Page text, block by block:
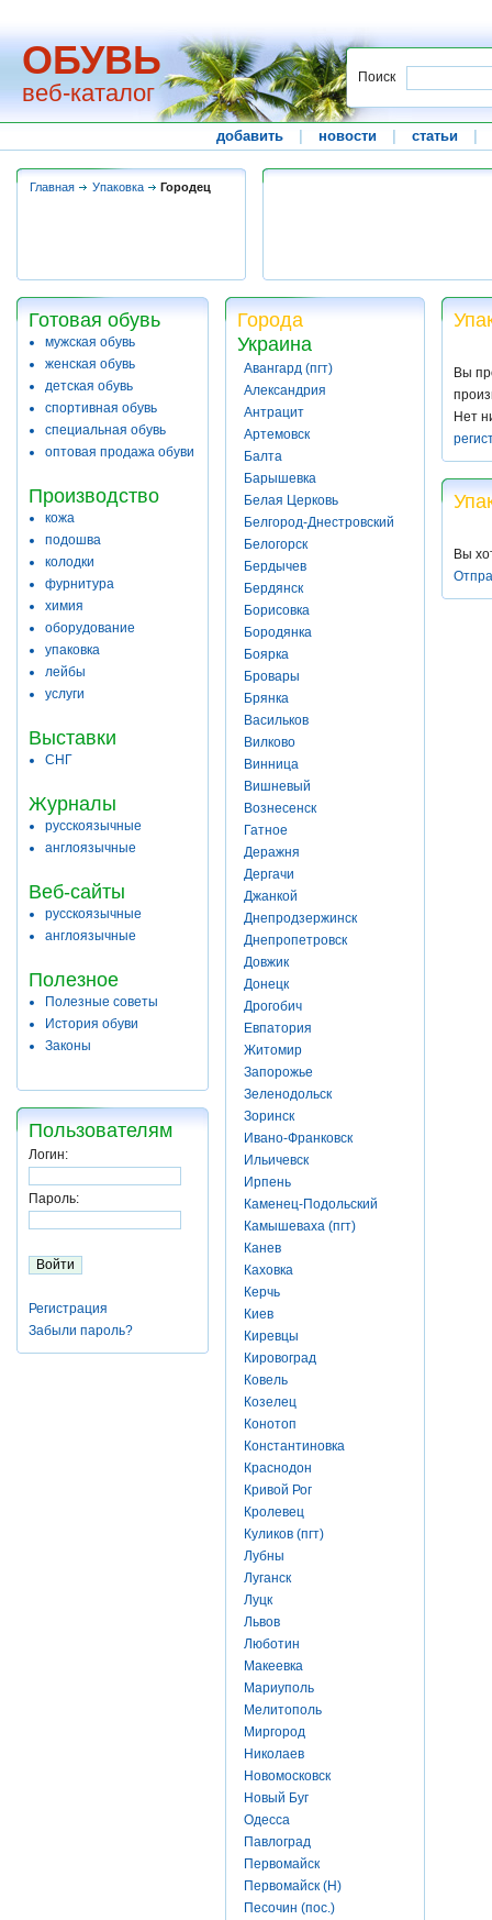
ОБУВЬ
веб-каталог
Поиск
добавить новости статьи
Главная Упаковка Городец
Готовая обувь
мужская обувь
женская обувь
детская обувь
спортивная обувь
специальная обувь
оптовая продажа обуви
Производство
кожа
подошва
колодки
фурнитура
химия
оборудование
упаковка
лейбы
услуги
Выставки
СНГ
Журналы
русскоязычные
англоязычные
Веб-сайты
русскоязычные
англоязычные
Полезное
Полезные советы
История обуви
Законы
Пользователям
Логин:
Пароль:
Регистрация
Забыли пароль?
Города
Украина
Авангард (пгт)
Александрия
Антрацит
Артемовск
Балта
Барышевка
Белая Церковь
Белгород-Днестровский
Белогорск
Бердычев
Бердянск
Борисовка
Бородянка
Боярка
Бровары
Брянка
Васильков
Вилково
Винница
Вишневый
Вознесенск
Гатное
Деражня
Дергачи
Джанкой
Днепродзержинск
Днепропетровск
Довжик
Донецк
Дрогобич
Евпатория
Житомир
Запорожье
Зеленодольск
Зоринск
Ивано-Франковск
Ильичевск
Ирпень
Каменец-Подольский
Камышеваха (пгт)
Канев
Каховка
Керчь
Киев
Киревцы
Кировоград
Ковель
Козелец
Конотоп
Константиновка
Краснодон
Кривой Рог
Кролевец
Куликов (пгт)
Лубны
Луганск
Луцк
Львов
Люботин
Макеевка
Мариуполь
Мелитополь
Миргород
Николаев
Новомосковск
Новый Буг
Одесса
Павлоград
Первомайск
Первомайск (Н)
Песочин (пос.)
Вы
Нет
Вы